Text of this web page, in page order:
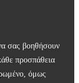
σας βοηθήσουν
προσπάθεια
όμως